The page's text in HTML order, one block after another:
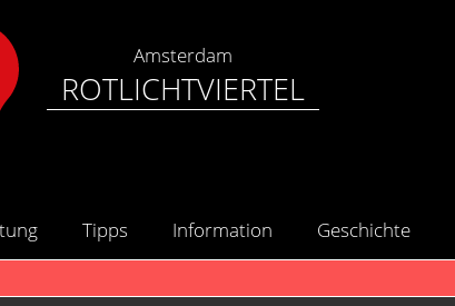
Amsterdam
ROTLICHTVIERTEL
Tipps Information Geschichte